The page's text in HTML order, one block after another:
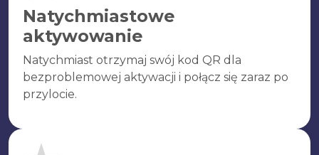
Natychmiastowe
aktywowanie
Natychmiast otrzymaj swój kod QR dla
bezproblemowej aktywacji i połącz się zaraz po
przylocie.